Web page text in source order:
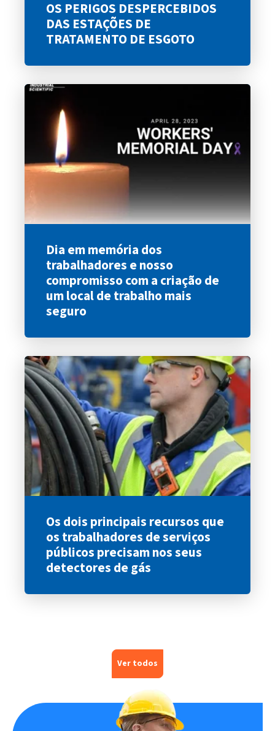
OS PERIGOS DESPERCEBIDOS
DAS ESTAÇÕES DE
TRATAMENTO DE ESGOTO
Dia em memória dos
trabalhadores e nosso
compromisso com a criação de
um local de trabalho mais
seguro
Os dois principais recursos que
os trabalhadores de serviços
públicos precisam nos seus
detectores de gás
Ver todos